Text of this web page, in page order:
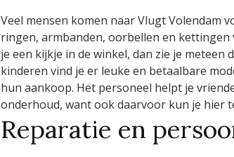
Veel mensen komen naar Vlugt Volendam
ringen, armbanden, oorbellen en kettingen
je een kijkje in de winkel, dan zie je
kinderen vind je er leuke en betaalbare
hun aankoop. Het personeel helpt je
onderhoud, want ook daarvoor kun je hier
Reparatie en